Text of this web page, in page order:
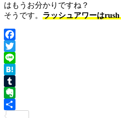
はもうお分かりですね？
そうです。 ラッシュアワーは
Facebook
Twitter
Line
Hatena
Tumblr
Evernote